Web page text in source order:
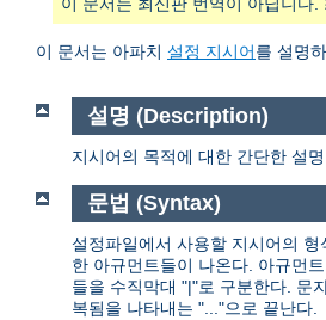
이 문서는 최신판 번역이 아닙니다
이 문서는 아파치 설정 지시어를 설명
설명 (Description)
지시어의 목적에 대한 간단한 설명.
문법 (Syntax)
설정파일에서 사용할 지시어의
한 아규먼트들이 나온다. 아규먼
들을 수직막대 "|"로 구분한다. 문
복됨을 나타내는 "..."으로 끝난다.